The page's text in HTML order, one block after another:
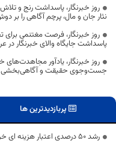
روز خبرنگار، پاسداشت رنج و
نثار جان و مال، پرچم آگاهی را بر
روز خبرنگار، فرصت مغتنمی
پاسداشت جایگاه والای خبرنگار
روز خبرنگار، یادآور
جست‌وجوی حقیقت و آگاهی‌بخشی
پربازدیدترین ها
رشد 50 درصدی اعتبار هزینه ای خراسان جنوبی در لایحه بودجه 1400